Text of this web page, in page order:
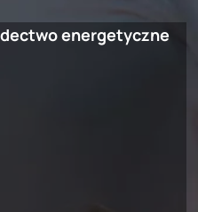
energetyczne